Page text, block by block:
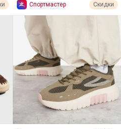
Спортмастер Скидки